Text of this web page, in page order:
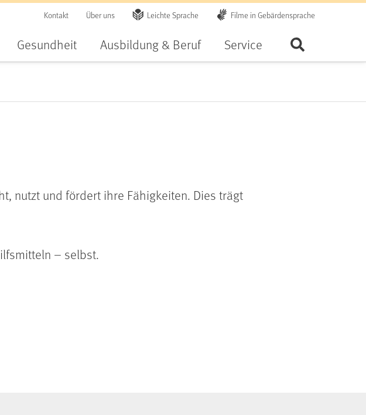
Kontakt Über uns Leichte Sprache Filme in Gebärdensprache
Gesundheit Ausbildung & Beruf Service
nutzt und fördert ihre Fähigkeiten. Dies trägt
– selbst.